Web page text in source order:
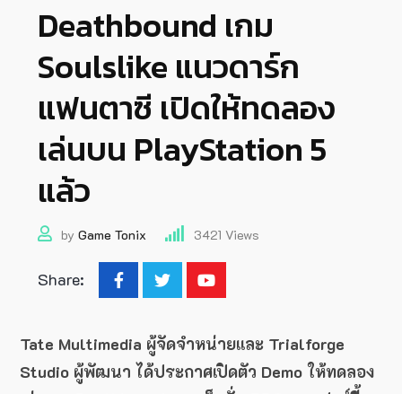
Deathbound เกม
Soulslike แนวดาร์ก
แฟนตาซี เปิดให้ทดลอง
เล่นบน PlayStation 5
แล้ว
by Game Tonix 3421 Views
Share:
Tate Multimedia ผู้จัดจำหน่ายและ Trialforge
Studio ผู้พัฒนา ได้ประกาศเปิดตัว Demo ให้ทดลอง